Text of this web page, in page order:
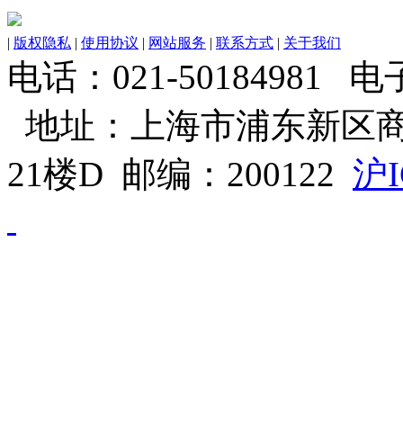
| 版权隐私 | 使用协议 | 网站服务 | 联系方式 | 关于我们
电话：021-50184981 电
地址：上海市浦东新区
21楼D 邮编：200122 沪